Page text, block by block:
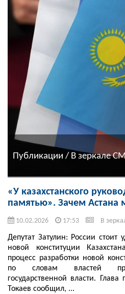
Публикации / В зеркале
«У казахстанского
памятью». Зачем Астана
10.02.2026 17:53 В
Депутат Затулин: России
новой конституции
процесс разработки новой
по словам властей
государственной власти.
Токаев сообщил, ...